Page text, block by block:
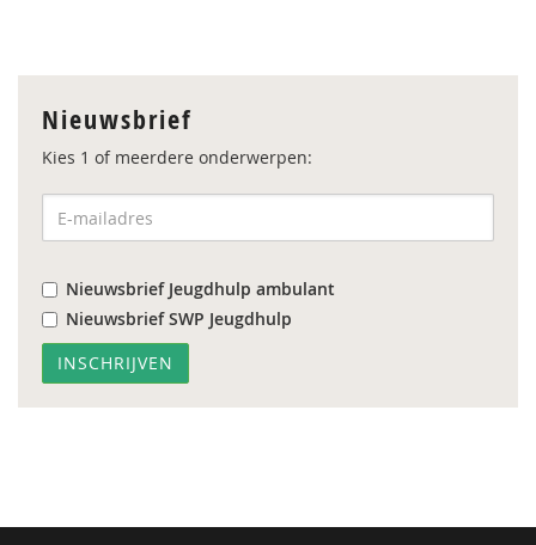
Nieuwsbrief
Kies 1 of meerdere onderwerpen:
Nieuwsbrief Jeugdhulp ambulant
Nieuwsbrief SWP Jeugdhulp